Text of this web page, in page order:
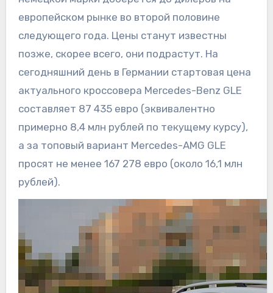
европейском рынке во второй половине
следующего года. Цены станут известны
позже, скорее всего, они подрастут. На
сегодняшний день в Германии стартовая цена
актуального кроссовера Mercedes-Benz GLE
составляет 87 435 евро (эквивалентно
примерно 8,4 млн рублей по текущему курсу),
а за топовый вариант Mercedes-AMG GLE
просят не менее 167 278 евро (около 16,1 млн
рублей).